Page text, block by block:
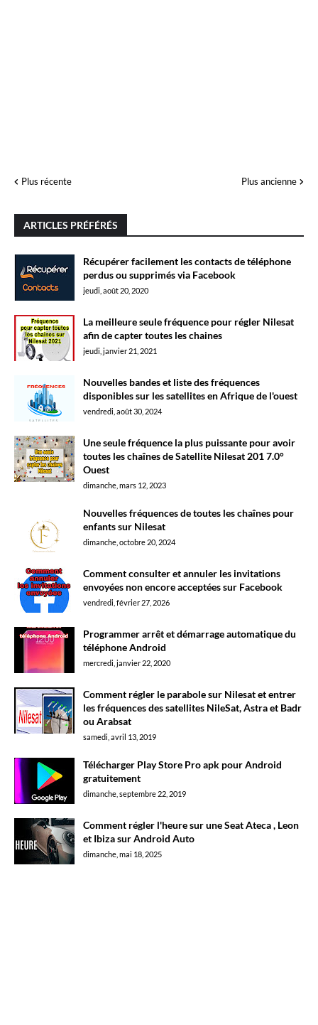
Plus récente Plus ancienne
ARTICLES PRÉFÉRÉS
Récupérer facilement les contacts de téléphone
perdus ou supprimés via Facebook
jeudi, août 20, 2020
La meilleure seule fréquence pour régler Nilesat
afin de capter toutes les chaines
jeudi, janvier 21, 2021
Nouvelles bandes et liste des fréquences
disponibles sur les satellites en Afrique de l'ouest
vendredi, août 30, 2024
Une seule fréquence la plus puissante pour avoir
toutes les chaînes de Satellite Nilesat 201 7.0°
Ouest
dimanche, mars 12, 2023
Nouvelles fréquences de toutes les chaînes pour
enfants sur Nilesat
dimanche, octobre 20, 2024
Comment consulter et annuler les invitations
envoyées non encore acceptées sur Facebook
vendredi, février 27, 2026
Programmer arrêt et démarrage automatique du
téléphone Android
mercredi, janvier 22, 2020
Comment régler le parabole sur Nilesat et entrer
les fréquences des satellites NileSat, Astra et Badr
ou Arabsat
samedi, avril 13, 2019
Télécharger Play Store Pro apk pour Android
gratuitement
dimanche, septembre 22, 2019
Comment régler l'heure sur une Seat Ateca , Leon
et Ibiza sur Android Auto
dimanche, mai 18, 2025